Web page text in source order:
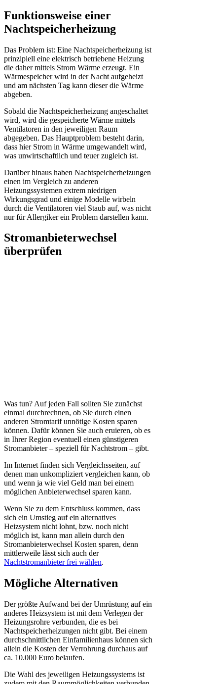
Funktionsweise einer
Nachtspeicherheizung
Das Problem ist: Eine Nachtspeicherheizung ist
prinzipiell eine elektrisch betriebene Heizung
die daher mittels Strom Wärme erzeugt. Ein
Wärmespeicher wird in der Nacht aufgeheizt
und am nächsten Tag kann dieser die Wärme
abgeben.
Sobald die Nachtspeicherheizung angeschaltet
wird, wird die gespeicherte Wärme mittels
Ventilatoren in den jeweiligen Raum
abgegeben. Das Hauptproblem besteht darin,
dass hier Strom in Wärme umgewandelt wird,
was unwirtschaftlich und teuer zugleich ist.
Darüber hinaus haben Nachtspeicherheizungen
einen im Vergleich zu anderen
Heizungssystemen extrem niedrigen
Wirkungsgrad und einige Modelle wirbeln
durch die Ventilatoren viel Staub auf, was nicht
nur für Allergiker ein Problem darstellen kann.
Stromanbieterwechsel
überprüfen
Was tun? Auf jeden Fall sollten Sie zunächst
einmal durchrechnen, ob Sie durch einen
anderen Stromtarif unnötige Kosten sparen
können. Dafür können Sie auch eruieren, ob es
in Ihrer Region eventuell einen günstigeren
Stromanbieter – speziell für Nachtstrom – gibt.
Im Internet finden sich Vergleichsseiten, auf
denen man unkompliziert vergleichen kann, ob
und wenn ja wie viel Geld man bei einem
möglichen Anbieterwechsel sparen kann.
Wenn Sie zu dem Entschluss kommen, dass
sich ein Umstieg auf ein alternatives
Heizsystem nicht lohnt, bzw. noch nicht
möglich ist, kann man allein durch den
Stromanbieterwechsel Kosten sparen, denn
mittlerweile lässt sich auch der
Nachtstromanbieter frei wählen.
Mögliche Alternativen
Der größte Aufwand bei der Umrüstung auf ein
anderes Heizsystem ist mit dem Verlegen der
Heizungsrohre verbunden, die es bei
Nachtspeicherheizungen nicht gibt. Bei einem
durchschnittlichen Einfamilienhaus können sich
allein die Kosten der Verrohrung durchaus auf
ca. 10.000 Euro belaufen.
Die Wahl des jeweiligen Heizungssystems ist